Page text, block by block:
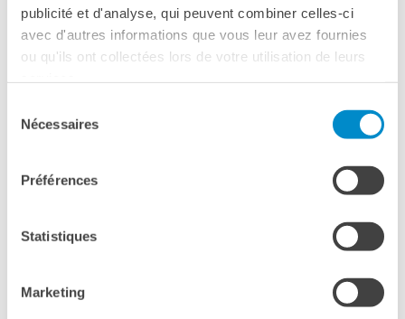
publicité et d'analyse, qui peuvent combiner celles-ci
avec d'autres informations que vous leur avez fournies
ou qu'ils ont collectées lors de votre utilisation de leurs
Nécessaires
Préférences
Statistiques
Marketing